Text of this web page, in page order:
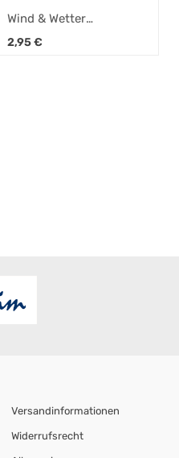
Wind & Wetter
Brustkaramellen, Honig
2,95€
Versandinformationen
Widerrufsrecht